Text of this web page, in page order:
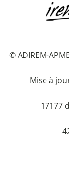
© ADIREM-
Mise à
17177